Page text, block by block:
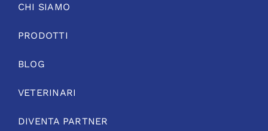
CHI SIAMO
PRODOTTI
BLOG
VETERINARI
DIVENTA PARTNER